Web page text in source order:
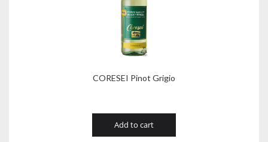
CORESEI Pinot Grigio
Add to cart